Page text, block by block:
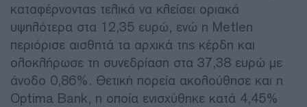
καταφέρνοντας τελικά να κλείσει οριακά
υψηλότερα στα 12,35 ευρώ, ενώ η Metlen
περιόρισε αισθητά τα αρχικά της κέρδη και
ολοκλήρωσε τη συνεδρίαση στα 37,38 ευρώ με
άνοδο 0,86%. Θετική πορεία ακολούθησε και η
Optima Bank, η οποία ενισχύθηκε κατά 4,45%